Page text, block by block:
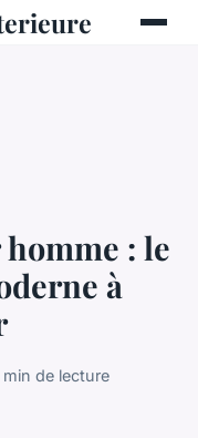
: le
à
min de lecture